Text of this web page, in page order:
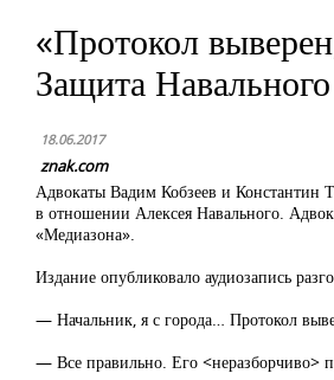
«Протокол
Защита
18.06.2017
znak.com
Адвокаты Вадим Кобзеев и Константин
в отношении Алексея Навального.
«Медиазона».
Издание опубликовало аудиозапись
— Начальник, я с города… Протокол
— Все правильно. Его <неразборчиво>